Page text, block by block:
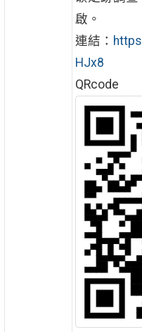
啟。
連結：
HJx8
QRcode